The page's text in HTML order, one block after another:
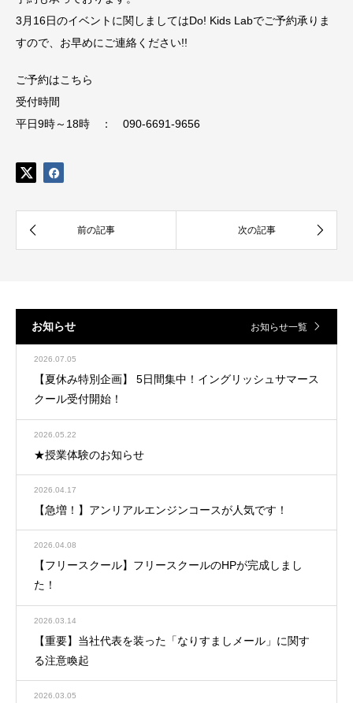
3月16日のイベントに関しましてはDo! Kids Labでご予約承りま
すので、お早めにご連絡ください!!
ご予約はこちら
受付時間
平日9時～18時 ： 090-6691-9656
お知らせ お知らせ一覧
2026.07.05
【夏休み特別企画】 5日間集中！イングリッシュサマース
クール受付開始！
2026.05.22
★授業体験のお知らせ
2026.04.17
【急増！】アンリアルエンジンコースが人気です！
2026.04.08
【フリースクール】フリースクールのHPが完成しまし
た！
2026.03.14
【重要】当社代表を装った「なりすましメール」に関す
る注意喚起
2026.03.05